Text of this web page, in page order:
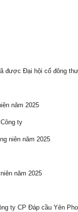
được Đại hội cổ đông
năm 2025
ty
niên năm 2025
năm 2025
ty CP Đáp cầu Yên